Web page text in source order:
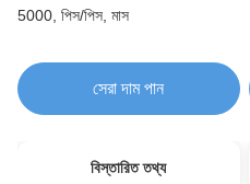
5000, পিস/পিস, মাস
সেরা দাম পান
বিস্তারিত তথ্য